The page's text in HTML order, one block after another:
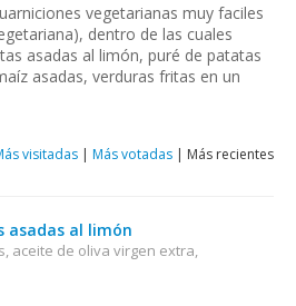
vegetarianas muy faciles
dentro de las cuales
asadas al limón, puré de patatas
asadas, verduras fritas en un
visitadas | Más votadas | Más recientes
asadas al limón
aceite de oliva virgen extra,